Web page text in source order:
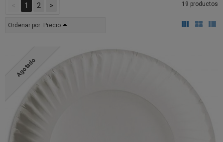
1 2 > 19 productos
Ordenar por: Precio
Agotado